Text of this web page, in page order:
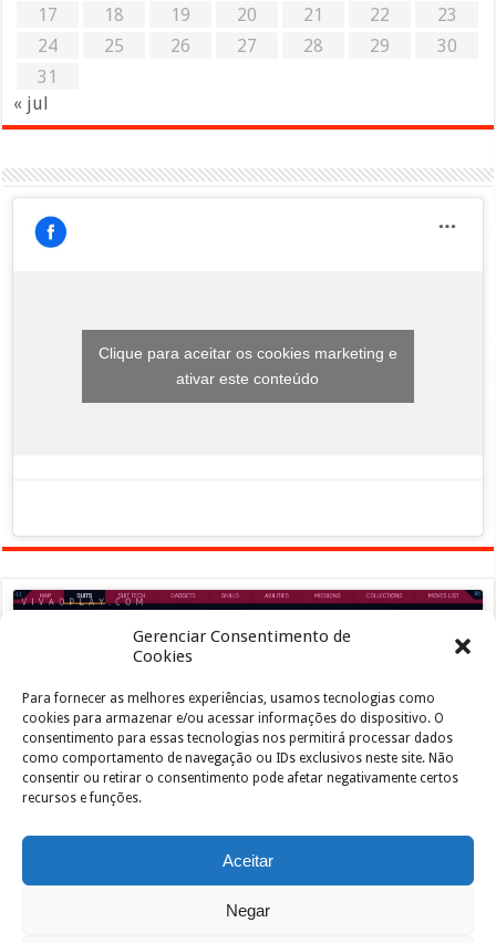
Gerenciar Consentimento de
Cookies
Para fornecer as melhores experiências, usamos tecnologias como
cookies para armazenar e/ou acessar informações do dispositivo. O
consentimento para essas tecnologias nos permitirá processar dados
como comportamento de navegação ou IDs exclusivos neste site. Não
consentir ou retirar o consentimento pode afetar negativamente certos
recursos e funções.
Aceitar
Negar
17
18 19 20 21 22
23
24
25 26 27 28 29
30
31
« jul
Clique para aceitar os cookies marketing e
ativar este conteúdo
Clique para aceitar os cookies marketing e
ativar este conteúdo